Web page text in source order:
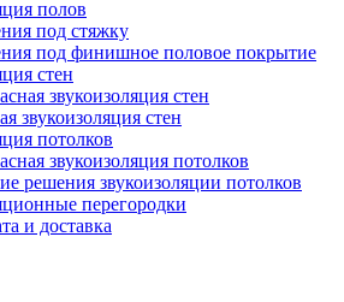
полов
под стяжку
под финишное половое покрытие
стен
звукоизоляция стен
звукоизоляция стен
потолков
звукоизоляция потолков
решения звукоизоляции потолков
перегородки
и доставка